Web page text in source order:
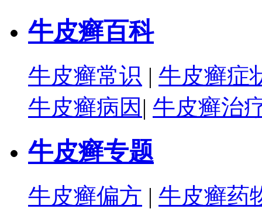
牛皮癣百科
牛皮癣常识 | 牛皮癣症
牛皮癣病因 | 牛皮癣治
牛皮癣专题
牛皮癣偏方 | 牛皮癣药